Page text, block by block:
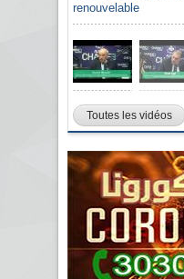
renouvelable
Toutes les vidéos